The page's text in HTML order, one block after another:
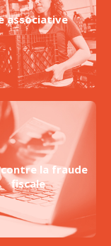
associative
la fraude
fiscale